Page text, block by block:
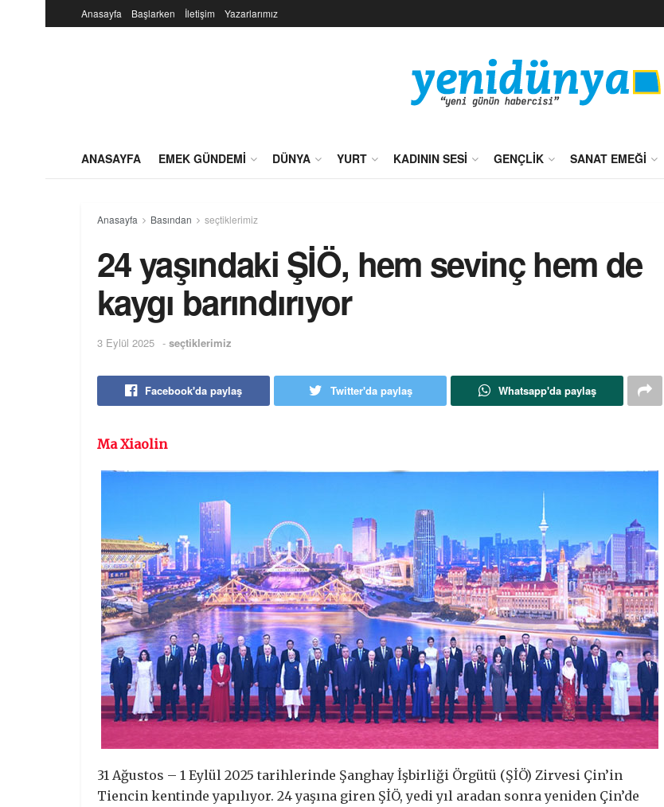
Anasayfa Başlarken İletişim Yazarlarımız
ANASAYFA EMEK GÜNDEMI DÜNYA YURT KADININ SESI GENÇLIK SANAT EMEĞI
Anasayfa Basından seçtiklerimiz
24 yaşındaki ŞİÖ, hem sevinç hem de
kaygı barındırıyor
3 Eylül 2025 - seçtiklerimiz
Facebook'da paylaş Twitter'da paylaş Whatsapp'da paylaş
Ma Xiaolin
31 Ağustos – 1 Eylül 2025 tarihlerinde Şanghay İşbirliği Örgütü (ŞİÖ) Zirvesi Çin’in
Tiencin kentinde yapılıyor. 24 yaşına giren ŞİÖ, yedi yıl aradan sonra yeniden Çin’de